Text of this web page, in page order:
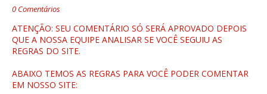
0 Comentários
ATENÇÃO: SEU COMENTÁRIO SÓ SERÁ APROVADO DEPOIS
QUE A NOSSA EQUIPE ANALISAR SE VOCÊ SEGUIU AS
REGRAS DO SITE.
ABAIXO TEMOS AS REGRAS PARA VOCÊ PODER COMENTAR
EM NOSSO SITE: